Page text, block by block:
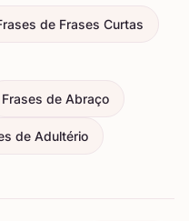
de Frases Curtas
Frases de Abraço
de Adultério